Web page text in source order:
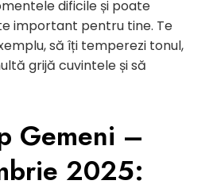
dificile și poate
important pentru tine. Te
să îți temperezi tonul,
grijă cuvintele și să
Gemeni –
2025: